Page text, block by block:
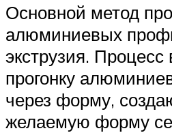
Основной метод
алюминиевых
экструзия. Процесс
прогонку
через форму,
желаемую форму